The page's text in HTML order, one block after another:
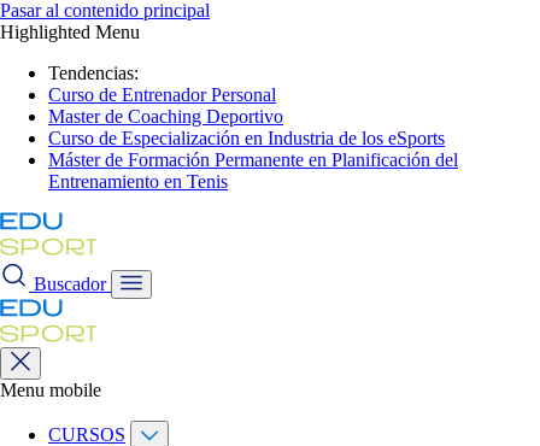
Pasar al contenido principal
Highlighted Menu
Tendencias:
Curso de Entrenador Personal
Master de Coaching Deportivo
Curso de Especialización en Industria de los eSports
Máster de Formación Permanente en Planificación del
Entrenamiento en Tenis
Buscador
Menu mobile
CURSOS